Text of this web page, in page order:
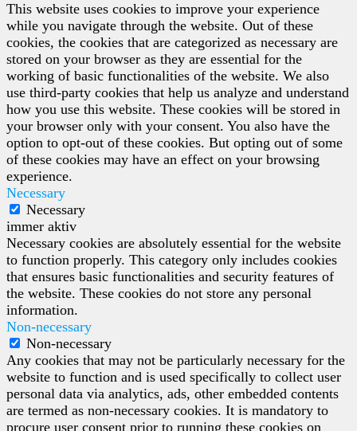
This website uses cookies to improve your experience
while you navigate through the website. Out of these
cookies, the cookies that are categorized as necessary are
stored on your browser as they are essential for the
working of basic functionalities of the website. We also
use third-party cookies that help us analyze and understand
how you use this website. These cookies will be stored in
your browser only with your consent. You also have the
option to opt-out of these cookies. But opting out of some
of these cookies may have an effect on your browsing
experience.
Necessary
Necessary
immer aktiv
Necessary cookies are absolutely essential for the website
to function properly. This category only includes cookies
that ensures basic functionalities and security features of
the website. These cookies do not store any personal
information.
Non-necessary
Non-necessary
Any cookies that may not be particularly necessary for the
website to function and is used specifically to collect user
personal data via analytics, ads, other embedded contents
are termed as non-necessary cookies. It is mandatory to
procure user consent prior to running these cookies on